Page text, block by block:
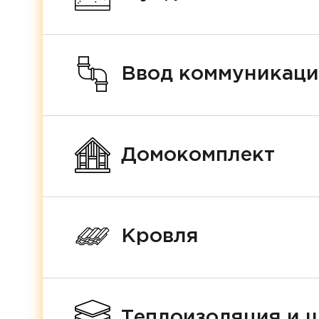
Ввод
Домокомплект
Кровля